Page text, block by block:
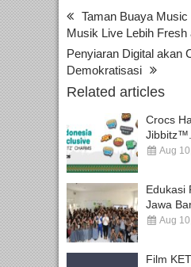
Taman Buaya
Musik Live Lebih Fresh
Penyiaran Digital akan
Demokratisasi
Related articles
Crocs
Aug
Edukasi
Jawa
Aug
Film